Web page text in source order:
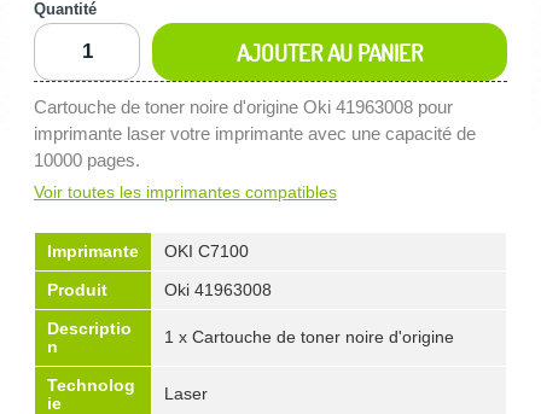
Quantité
AJOUTER AU PANIER
Cartouche de toner noire d'origine Oki 41963008 pour
imprimante laser votre imprimante avec une capacité de
10000 pages.
Voir toutes les imprimantes compatibles
Imprimante
OKI C7100
Produit
Oki 41963008
Descriptio
n
1 x Cartouche de toner noire d'origine
Technolog
ie
Laser